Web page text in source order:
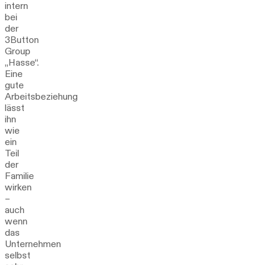
intern
bei
der
3Button
Group
„Hasse“.
Eine
gute
Arbeitsbeziehung
lässt
ihn
wie
ein
Teil
der
Familie
wirken
–
auch
wenn
das
Unternehmen
selbst